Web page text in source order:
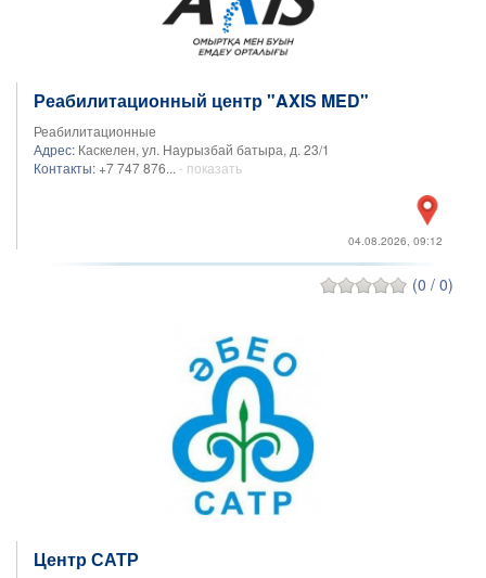
Реабилитационный центр "AXIS MED"
Реабилитационные
Адрес: Каскелен, ул. Наурызбай батыра, д. 23/1
Контакты: +7 747 876... - показать
04.08.2026, 09:12
(0 / 0)
Центр САТР